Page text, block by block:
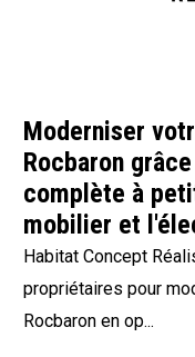
Moderniser
Rocbaron
complète à
mobilier et
Habitat Concept
propriétaires pour
Rocbaron en op...